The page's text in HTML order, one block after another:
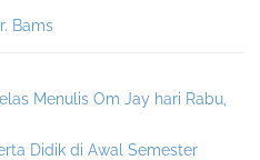
Bams
Menulis Om Jay hari Rabu,
Didik di Awal Semester